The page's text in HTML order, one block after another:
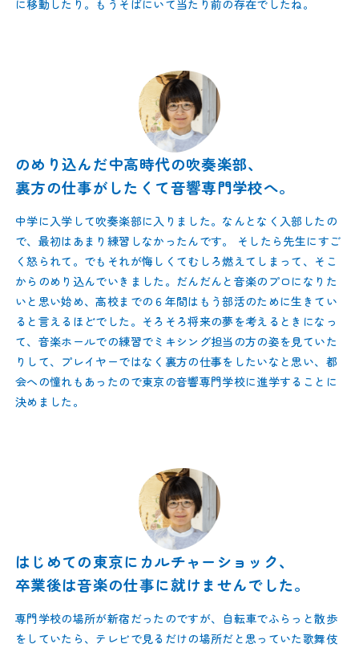
に移動したり。もうそばにいて当たり前の存在でしたね。
のめり込んだ中高時代の吹奏楽部、
裏方の仕事がしたくて音響専門学校へ。
中学に入学して吹奏楽部に入りました。なんとなく入部したの
で、最初はあまり練習しなかったんです。 そしたら先生にすご
く怒られて。でもそれが悔しくてむしろ燃えてしまって、そこ
からのめり込んでいきました。だんだんと音楽のプロになりた
いと思い始め、高校までの６年間はもう部活のために生きてい
ると言えるほどでした。そろそろ将来の夢を考えるときになっ
て、音楽ホールでの練習でミキシング担当の方の姿を見ていた
りして、プレイヤーではなく裏方の仕事をしたいなと思い、都
会への憧れもあったので東京の音響専門学校に進学することに
決めました。
はじめての東京にカルチャーショック、
卒業後は音楽の仕事に就けませんでした。
専門学校の場所が新宿だったのですが、自転車でふらっと散歩
をしていたら、テレビで見るだけの場所だと思っていた歌舞伎